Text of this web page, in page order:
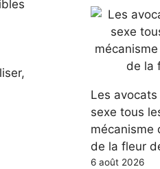
Les
sexe tous
mécanisme
de la fleur
6 août 2026